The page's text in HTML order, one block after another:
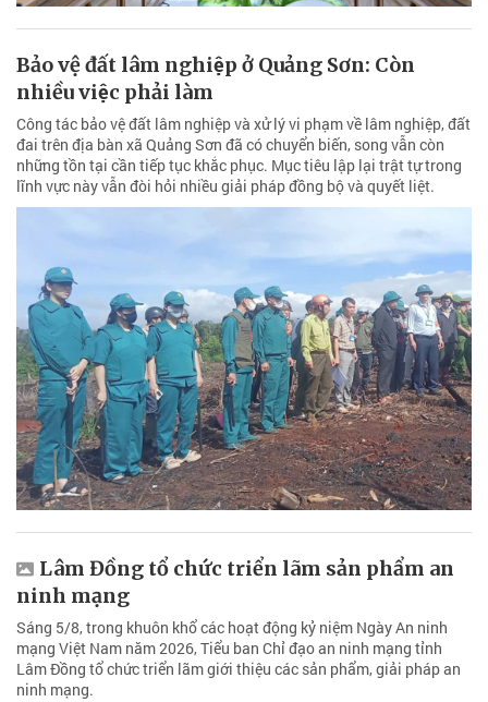
Bảo vệ đất lâm nghiệp ở Quảng Sơn: Còn
nhiều việc phải làm
Công tác bảo vệ đất lâm nghiệp và xử lý vi phạm về lâm nghiệp, đất
đai trên địa bàn xã Quảng Sơn đã có chuyển biến, song vẫn còn
những tồn tại cần tiếp tục khắc phục. Mục tiêu lập lại trật tự trong
lĩnh vực này vẫn đòi hỏi nhiều giải pháp đồng bộ và quyết liệt.
Lâm Đồng tổ chức triển lãm sản phẩm an
ninh mạng
Sáng 5/8, trong khuôn khổ các hoạt động kỷ niệm Ngày An ninh
mạng Việt Nam năm 2026, Tiểu ban Chỉ đạo an ninh mạng tỉnh
Lâm Đồng tổ chức triển lãm giới thiệu các sản phẩm, giải pháp an
ninh mạng.